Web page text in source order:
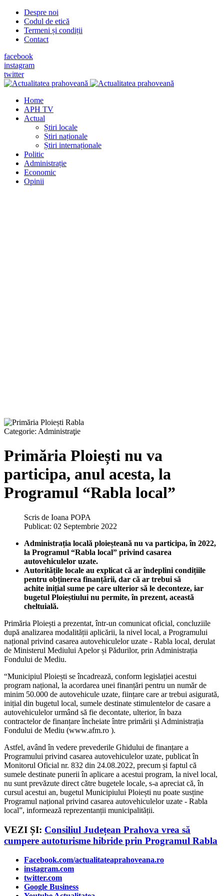
Despre noi
Codul de etică
Termeni și condiții
Contact
facebook
instagram
twitter
Home
APH TV
Actual
Știri locale
Știri naționale
Știri internaționale
Politic
Administrație
Economic
Opinii
Categorie: Administraţie
Primăria Ploiești nu va
participa, anul acesta, la
Programul “Rabla local”
Scris de Ioana POPA
Publicat: 02 Septembrie 2022
Administrația locală ploieșteană nu va participa, în 2022,
la Programul “Rabla local” privind casarea
autovehiculelor uzate.
Autoritățile locale au explicat că ar îndeplini condițiile
pentru obținerea finanțării, dar că ar trebui să
achite inițial sume pe care ulterior să le deconteze, iar
bugetul Ploieștiului nu permite, în prezent, această
cheltuială.
Primăria Ploiești a prezentat, într-un comunicat oficial, concluziile
după analizarea modalității aplicării, la nivel local, a Programului
național privind casarea autovehiculelor uzate - Rabla local, derulat
de Ministerul Mediului Apelor și Pădurilor, prin Administrația
Fondului de Mediu.
“Municipiul Ploiești se încadrează, conform legislației acestui
program național, la acordarea unei finanțări pentru un număr de
minim 50.000 de autovehicule uzate, ființare care ar trebui asigurată,
inițial din bugetul local, sumele destinate stimulentelor de casare a
autovehiculelor urmând să fie decontate, ulterior, în baza
contractelor de finanțare încheiate între primării și Administrația
Fondului de Mediu (www.afm.ro ).
Astfel, având în vedere prevederile Ghidului de finanțare a
Programului privind casarea autovehiculelor uzate, publicat în
Monitorul Oficial nr. 832 din 24.08.2022, precum și faptul că
sumele destinate punerii în aplicare a acestui program, la nivel local,
nu sunt prevăzute direct către bugetele locale, s-a apreciat că, în
cursul acestui an, bugetul Municipiului Ploiești nu poate susține
Programul național privind casarea autovehiculelor uzate - Rabla
local”, informează reprezentanții municipalității.
VEZI ȘI: Consiliul Județean Prahova vrea să
cumpere autoturisme hibride prin Programul Rabla
Facebook.com/actualitateaprahoveana.ro
instagram.com
twitter.com
Google Business